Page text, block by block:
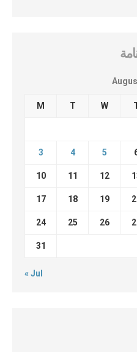
M T W
3 4 5
10 11 12
17 18 19
24 25 26
31
« Jul